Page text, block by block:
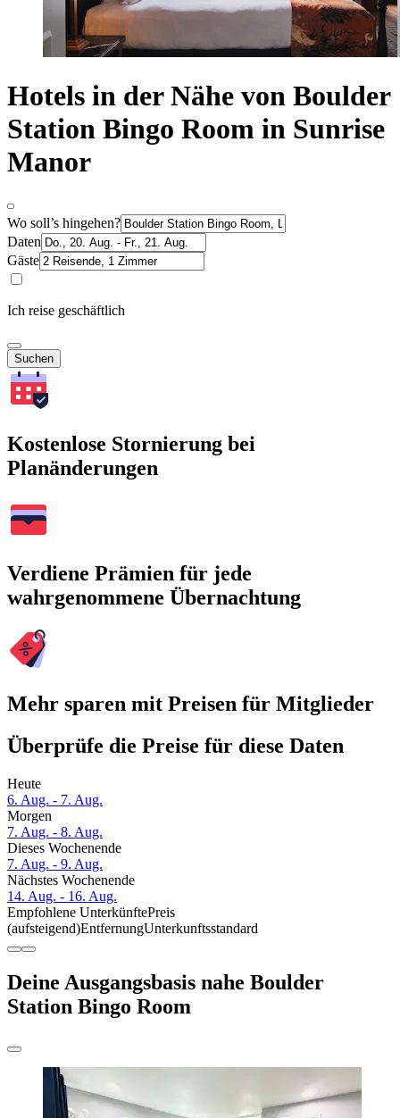
Hotels in der Nähe von Boulder
Station Bingo Room in Sunrise
Manor
Wo soll’s hingehen?
Daten
Gäste
Ich reise geschäftlich
Suchen
Kostenlose Stornierung bei
Planänderungen
Verdiene Prämien für jede
wahrgenommene Übernachtung
Mehr sparen mit Preisen für Mitglieder
Überprüfe die Preise für diese Daten
Heute
6. Aug. - 7. Aug.
Morgen
7. Aug. - 8. Aug.
Dieses Wochenende
7. Aug. - 9. Aug.
Nächstes Wochenende
14. Aug. - 16. Aug.
Empfohlene UnterkünftePreis
(aufsteigend)EntfernungUnterkunftsstandard
Deine Ausgangsbasis nahe Boulder
Station Bingo Room